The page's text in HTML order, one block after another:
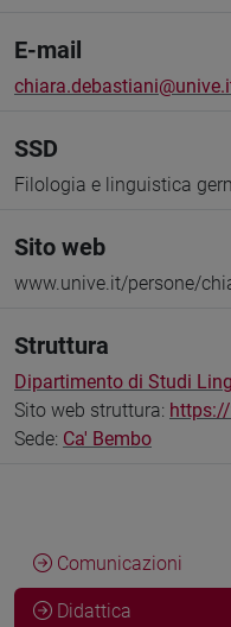
E-mail
SSD
Filologia e linguistica
Sito web
www.unive.it/persone/
Struttura
Dipartimento di Studi
Sito web struttura:
Sede: Ca' Bembo
Comunicazioni
Didattica